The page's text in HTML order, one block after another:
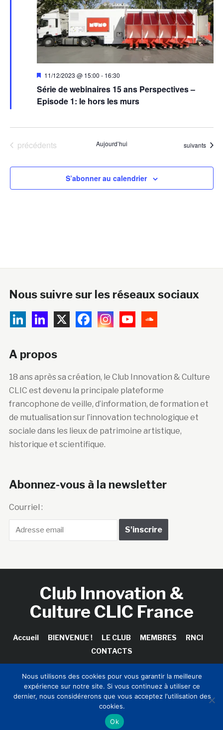
Série de webinaires 15 ans Perspectives –
Episode 1: le hors les murs
Mis
avant
11/12/2023 @ 15:00 - 16:30
Évènements
précédents Aujourd’hui Évènements
suivants
S’abonner au calendrier
Nous suivre sur les réseaux sociaux
A propos
18 ans après sa création, le Club Innovation & Culture
CLIC est devenu la principale plateforme
francophone de veille, d’information, de formation et
de mutualisation sur l’innovation technologique et
sociale dans les lieux de patrimoine artistique,
historique et scientifique.
Abonnez-vous à la newsletter
Courriel :
Club Innovation &
Culture CLIC France
Accueil BIENVENUE ! LE CLUB MEMBRES
RNCI
CONTACTS
Copyright © 2026 Club Innovation & Culture CLIC France /
Sinapses Conseils
Nous utilisons des cookies pour vous garantir la meilleure
expérience sur notre site. Si vous continuez à utiliser ce
dernier, nous considérerons que vous acceptez l'utilisation des
cookies.
Ok